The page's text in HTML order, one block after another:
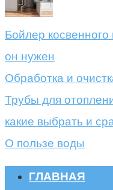
Бойлер
он нужен
Обработка и
Трубы для
какие выбрать и
О пользе воды
ГЛАВНАЯ